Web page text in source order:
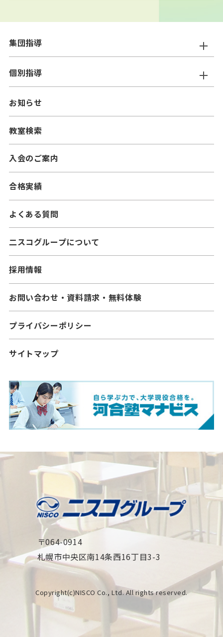
お知らせ
教室検索
入会のご案内
合格実績
よくある質問
二スコグループについて
採用情報
お問い合わせ・資料請求・無料体験
プライバシーポリシー
サイトマップ
集団指導
ニスコ進学スクール
━小学生コース
━中学生コース
━中学生コース
個別指導
ニスコパーソナル
━小学生コース
━中学生コース
━高校生コース
〒064-0914
札幌市中央区南14条西16丁目3-3
Copyright(c)NISCO Co., Ltd. All rights reserved.